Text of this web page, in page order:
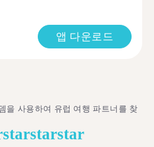
앱 다운로드
을 사용하여 유럽 여행 파트너를 찾
starstarstar